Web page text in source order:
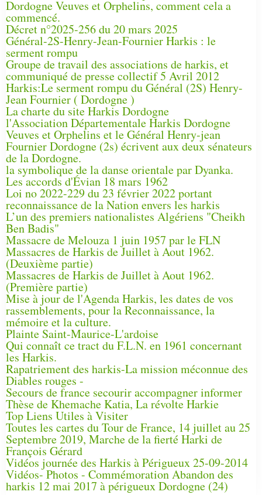
Dordogne Veuves et Orphelins, comment cela a
commencé.
Décret n°2025-256 du 20 mars 2025
Général-2S-Henry-Jean-Fournier Harkis : le
serment rompu
Groupe de travail des associations de harkis, et
communiqué de presse collectif 5 Avril 2012
Harkis:Le serment rompu du Général (2S) Henry-
Jean Fournier ( Dordogne )
La charte du site Harkis Dordogne
l'Association Départementale Harkis Dordogne
Veuves et Orphelins et le Général Henry-jean
Fournier Dordogne (2s) écrivent aux deux sénateurs
de la Dordogne.
la symbolique de la danse orientale par Dyanka.
Les accords d'Évian 18 mars 1962
Loi no 2022-229 du 23 février 2022 portant
reconnaissance de la Nation envers les harkis
L’un des premiers nationalistes Algériens "Cheikh
Ben Badis"
Massacre de Melouza 1 juin 1957 par le FLN
Massacres de Harkis de Juillet à Aout 1962.
(Deuxième partie)
Massacres de Harkis de Juillet à Aout 1962.
(Première partie)
Mise à jour de l'Agenda Harkis, les dates de vos
rassemblements, pour la Reconnaissance, la
mémoire et la culture.
Plainte Saint-Maurice-L'ardoise
Qui connaît ce tract du F.L.N. en 1961 concernant
les Harkis.
Rapatriement des harkis-La mission méconnue des
Diables rouges -
Secours de france secourir accompagner informer
Thèse de Khemache Katia, La révolte Harkie
Top Liens Utiles à Visiter
Toutes les cartes du Tour de France, 14 juillet au 25
Septembre 2019, Marche de la fierté Harki de
François Gérard
Vidéos journée des Harkis à Périgueux 25-09-2014
Vidéos- Photos - Commémoration Abandon des
harkis 12 mai 2017 à périgueux Dordogne (24)